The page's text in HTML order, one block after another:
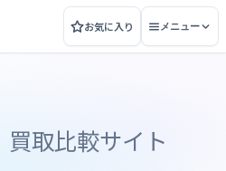
お気に入り メニュー
買取比較サイト